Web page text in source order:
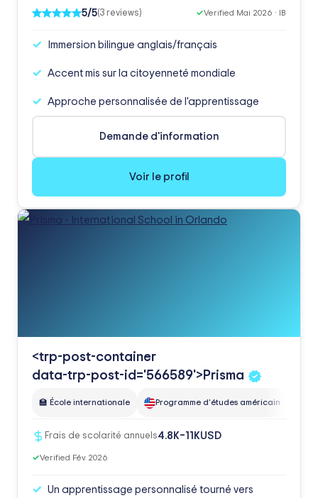
5/5(3 reviews) ✓Verified Mai 2026 · IB
Immersion bilingue anglais/français
Accent mis sur la citoyenneté mondiale
Approche personnalisée de l'apprentissage
Demande d'information
Voir le profil
<trp-post-container
data-trp-post-id='566589'>Prisma
🏫 École internationale Programme d'études américain
Frais de scolarité annuels4.8K–11KUSD
✓Verified Fév 2026
Un apprentissage personnalisé tourné vers